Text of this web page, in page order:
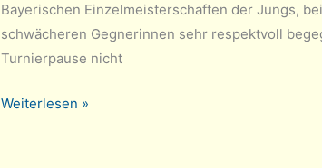
Bayerischen Einzelmeisterschaften der Jungs,
schwächeren Gegnerinnen sehr respektvoll
Turnierpause nicht
Siri
bayerische
Weiterlesen »